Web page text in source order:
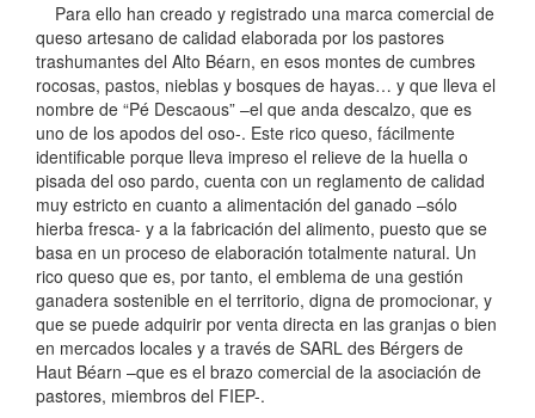
Para ello han creado y registrado una marca comercial de
queso artesano de calidad elaborada por los pastores
trashumantes del Alto Béarn, en esos montes de cumbres
rocosas, pastos, nieblas y bosques de hayas… y que lleva el
nombre de “Pé Descaous” –el que anda descalzo, que es
uno de los apodos del oso-. Este rico queso, fácilmente
identificable porque lleva impreso el relieve de la huella o
pisada del oso pardo, cuenta con un reglamento de calidad
muy estricto en cuanto a alimentación del ganado –sólo
hierba fresca- y a la fabricación del alimento, puesto que se
basa en un proceso de elaboración totalmente natural. Un
rico queso que es, por tanto, el emblema de una gestión
ganadera sostenible en el territorio, digna de promocionar, y
que se puede adquirir por venta directa en las granjas o bien
en mercados locales y a través de SARL des Bérgers de
Haut Béarn –que es el brazo comercial de la asociación de
pastores, miembros del FIEP-.